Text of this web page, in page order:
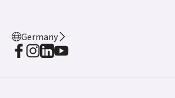
Germany